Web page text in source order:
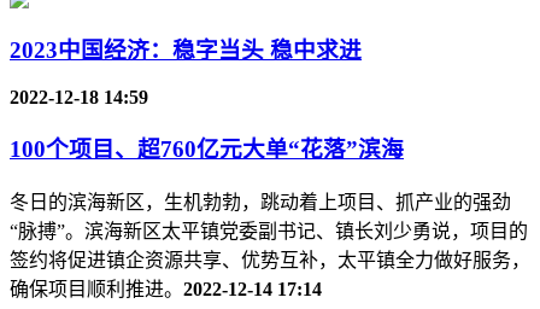
2023中国经济：稳字当头 稳中求进
2022-12-18 14:59
100个项目、超760亿元大单“花落”滨海
冬日的滨海新区，生机勃勃，跳动着上项目、抓产业的强劲
“脉搏”。滨海新区太平镇党委副书记、镇长刘少勇说，项目的
签约将促进镇企资源共享、优势互补，太平镇全力做好服务，
确保项目顺利推进。 2022-12-14 17:14